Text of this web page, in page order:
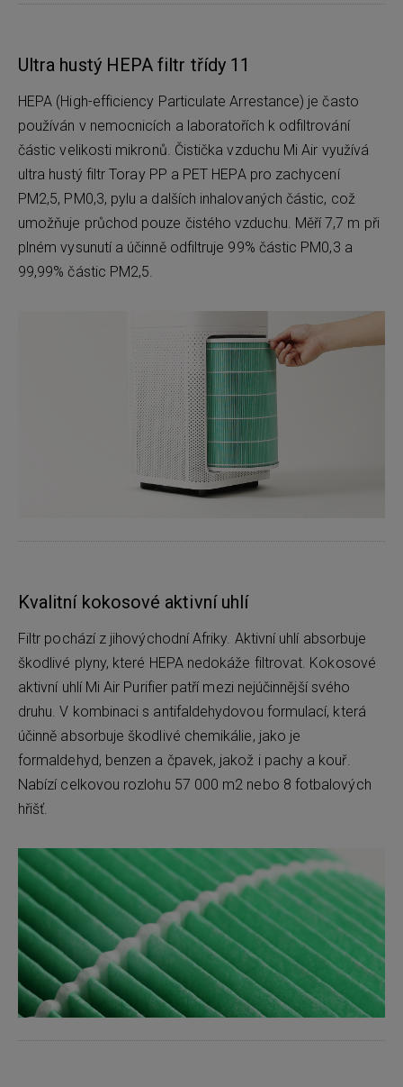
Ultra hustý HEPA filtr třídy 11
HEPA (High-efficiency Particulate Arrestance) je často
používán v nemocnicích a laboratořích k odfiltrování
částic velikosti mikronů. Čistička vzduchu Mi Air využívá
ultra hustý filtr Toray PP a PET HEPA pro zachycení
PM2,5, PM0,3, pylu a dalších inhalovaných částic, což
umožňuje průchod pouze čistého vzduchu. Měří 7,7 m při
plném vysunutí a účinně odfiltruje 99% částic PM0,3 a
99,99% částic PM2,5.
Kvalitní kokosové aktivní uhlí
Filtr pochází z jihovýchodní Afriky. Aktivní uhlí absorbuje
škodlivé plyny, které HEPA nedokáže filtrovat. Kokosové
aktivní uhlí Mi Air Purifier patří mezi nejúčinnější svého
druhu. V kombinaci s antifaldehydovou formulací, která
účinně absorbuje škodlivé chemikálie, jako je
formaldehyd, benzen a čpavek, jakož i pachy a kouř.
Nabízí celkovou rozlohu 57 000 m2 nebo 8 fotbalových
hřišť.